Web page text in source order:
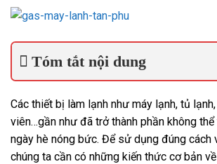
Tóm tắt nội dung
Các thiết bị làm lạnh như máy lạnh, tủ lạnh,
viên…gần như đã trở thành phần không
ngày hè nóng bức. Để sử dụng đúng cách
chúng ta cần có những kiến thức cơ bản